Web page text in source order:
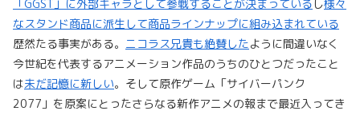
「GGST」に外部キャラとして参戦することが決まっている し様々
なスタンド商品に派生して商品ラインナップに組み込まれている
歴然たる事実がある。 ニコラス兄貴も絶賛したように間違いなく
今世紀を代表するアニメーション作品のうちのひとつだったこと
は未だ記憶に新しい。そして原作ゲーム「サイバーパンク
2077」を原案にとったさらなる新作アニメの報まで最近入ってき